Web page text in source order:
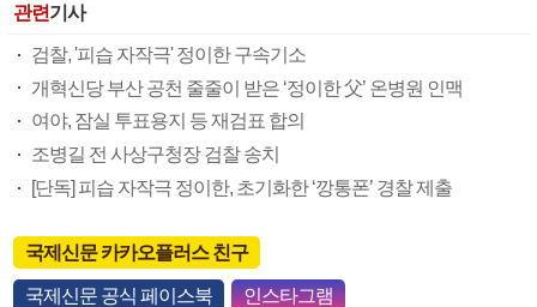
관련기사
검찰, '피습 자작극' 정이한 구속기소
개혁신당 부산 공천 줄줄이 받은 ‘정이한 父’ 온병원 인맥
여야, 잠실 투표용지 등 재검표 합의
조병길 전 사상구청장 검찰 송치
[단독] 피습 자작극 정이한, 초기화한 ‘깡통폰’ 경찰 제출
국제신문 카카오플러스 친구
국제신문 공식 페이스북 인스타그램